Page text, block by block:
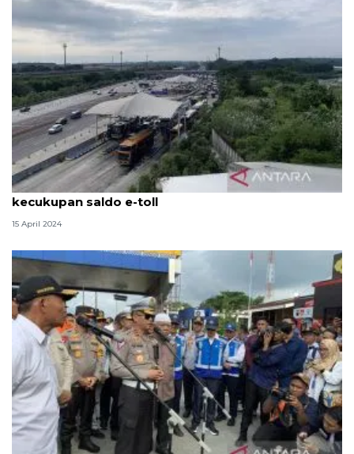
Pengendara arus balik diingatkan untuk siapkan
kecukupan saldo e-toll
15 April 2024